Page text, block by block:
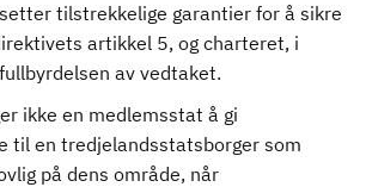
tilstrekkelige garantier for å sikre
artikkel 5, og charteret, i
av vedtaket.
ikke en medlemsstat å gi
til en tredjelandsstatsborger som
på dens område, når